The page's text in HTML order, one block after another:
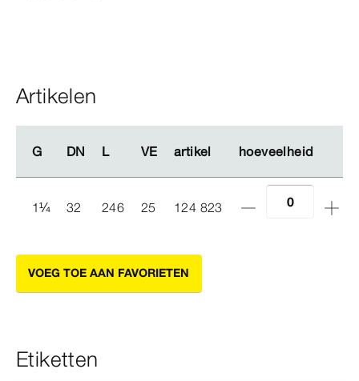
Artikelen
G DN L VE artikel hoeveelheid
G DN L VE artikel hoeveelheid
1¼ 32 246 25 124 823
VOEG TOE AAN FAVORIETEN
Etiketten